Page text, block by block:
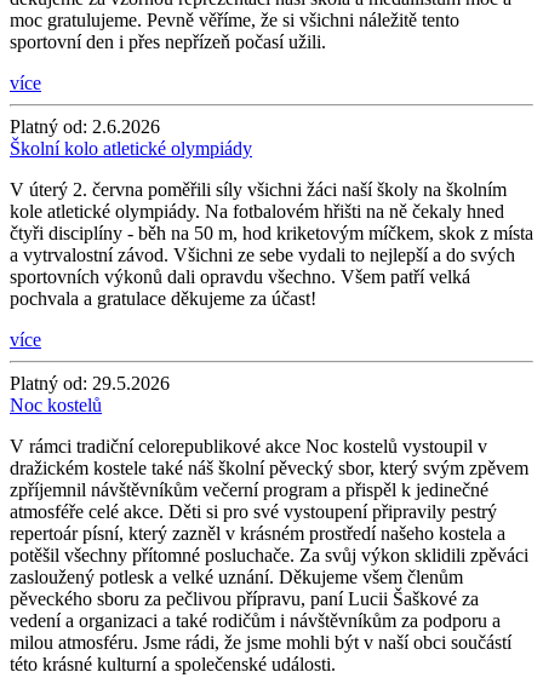
moc gratulujeme. Pevně věříme, že si všichni náležitě tento
sportovní den i přes nepřízeň počasí užili.
více
Platný od: 2.6.2026
Školní kolo atletické olympiády
V úterý 2. června poměřili síly všichni žáci naší školy na školním
kole atletické olympiády. Na fotbalovém hřišti na ně čekaly hned
čtyři disciplíny - běh na 50 m, hod kriketovým míčkem, skok z místa
a vytrvalostní závod. Všichni ze sebe vydali to nejlepší a do svých
sportovních výkonů dali opravdu všechno. Všem patří velká
pochvala a gratulace děkujeme za účast!
více
Platný od: 29.5.2026
Noc kostelů
V rámci tradiční celorepublikové akce Noc kostelů vystoupil v
dražickém kostele také náš školní pěvecký sbor, který svým zpěvem
zpříjemnil návštěvníkům večerní program a přispěl k jedinečné
atmosféře celé akce. Děti si pro své vystoupení připravily pestrý
repertoár písní, který zazněl v krásném prostředí našeho kostela a
potěšil všechny přítomné posluchače. Za svůj výkon sklidili zpěváci
zasloužený potlesk a velké uznání. Děkujeme všem členům
pěveckého sboru za pečlivou přípravu, paní Lucii Šaškové za
vedení a organizaci a také rodičům i návštěvníkům za podporu a
milou atmosféru. Jsme rádi, že jsme mohli být v naší obci součástí
této krásné kulturní a společenské události.